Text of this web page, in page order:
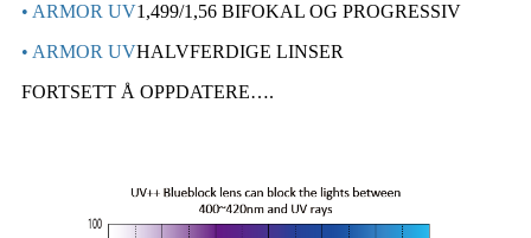
• ARMOR UV1,499/1,56 BIFOKAL OG PROGRESSIV
• ARMOR UVHALVFERDIGE LINSER
FORTSETT Å OPPDATERE….